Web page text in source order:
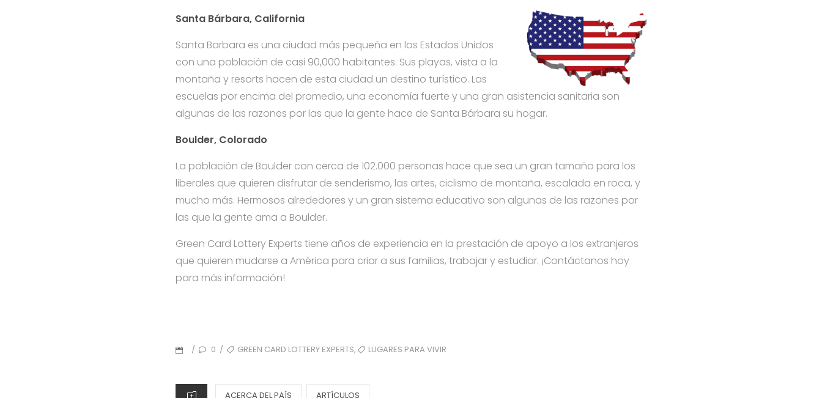
Santa Bárbara, California
Santa Barbara es una ciudad más pequeña en los Estados Unidos
con una población de casi 90,000 habitantes. Sus playas, vista a la
montaña y resorts hacen de esta ciudad un destino turístico. Las
escuelas por encima del promedio, una economía fuerte y una gran asistencia sanitaria son
algunas de las razones por las que la gente hace de Santa Bárbara su hogar.
Boulder, Colorado
La población de Boulder con cerca de 102.000 personas hace que sea un gran tamaño para los
liberales que quieren disfrutar de senderismo, las artes, ciclismo de montaña, escalada en roca, y
mucho más. Hermosos alrededores y un gran sistema educativo son algunas de las razones por
las que la gente ama a Boulder.
Green Card Lottery Experts tiene años de experiencia en la prestación de apoyo a los extranjeros
que quieren mudarse a América para criar a sus familias, trabajar y estudiar. ¡Contáctanos hoy
para más información!
/ 0 / GREEN CARD LOTTERY EXPERTS, LUGARES PARA VIVIR
ACERCA DEL PAÍS ARTÍCULOS